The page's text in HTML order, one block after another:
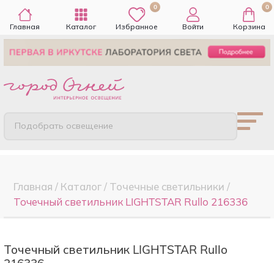
Главная Каталог
0
Избранное Войти
0
Корзина
Подобрать освещение
Главная / Каталог/ Точечные cветильники /
Точечный светильник LIGHTSTAR Rullo 216336
Точечный светильник LIGHTSTAR Rullo